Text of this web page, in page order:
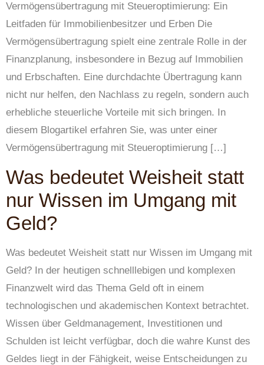
Vermögensübertragung mit Steueroptimierung: Ein
Leitfaden für Immobilienbesitzer und Erben Die
Vermögensübertragung spielt eine zentrale Rolle in der
Finanzplanung, insbesondere in Bezug auf Immobilien
und Erbschaften. Eine durchdachte Übertragung kann
nicht nur helfen, den Nachlass zu regeln, sondern auch
erhebliche steuerliche Vorteile mit sich bringen. In
diesem Blogartikel erfahren Sie, was unter einer
Vermögensübertragung mit Steueroptimierung […]
Was bedeutet Weisheit statt
nur Wissen im Umgang mit
Geld?
Was bedeutet Weisheit statt nur Wissen im Umgang mit
Geld? In der heutigen schnelllebigen und komplexen
Finanzwelt wird das Thema Geld oft in einem
technologischen und akademischen Kontext betrachtet.
Wissen über Geldmanagement, Investitionen und
Schulden ist leicht verfügbar, doch die wahre Kunst des
Geldes liegt in der Fähigkeit, weise Entscheidungen zu